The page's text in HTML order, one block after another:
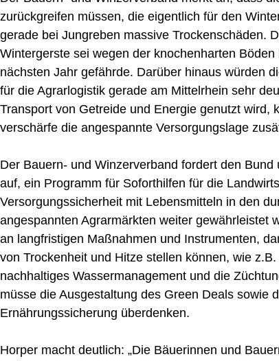
zurückgreifen müssen, die eigentlich für den
gerade bei Jungreben massive Trockenschäden.
Wintergerste sei wegen der knochenharten
nächsten Jahr gefährde. Darüber hinaus würden
für die Agrarlogistik gerade am Mittelrhein sehr
Transport von Getreide und Energie genutzt wird,
verschärfe die angespannte Versorgungslage
Der Bauern- und Winzerverband fordert den
auf, ein Programm für Soforthilfen für die
Versorgungssicherheit mit Lebensmitteln in den
angespannten Agrarmärkten weiter gewährleistet
an langfristigen Maßnahmen und Instrumenten,
von Trockenheit und Hitze stellen können, wie
nachhaltiges Wassermanagement und die
müsse die Ausgestaltung des Green Deals sowie
Ernährungssicherung überdenken.
Horper macht deutlich: „Die Bäuerinnen und